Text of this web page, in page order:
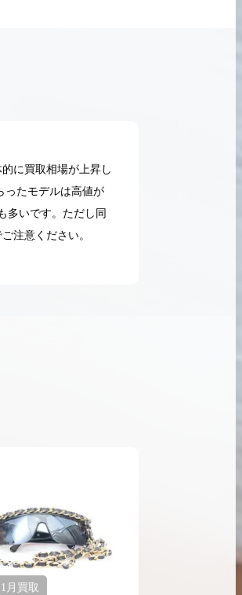
に買取相場が上昇し
ったモデルは高値が
多いです。ただし同
注意ください。
月 買取